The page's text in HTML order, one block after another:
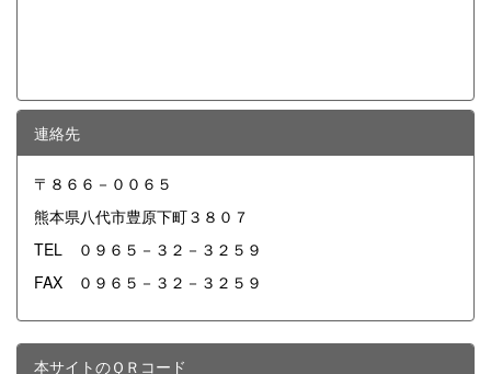
連絡先
〒８６６－００６５
熊本県八代市豊原下町３８０７
TEL ０９６５－３２－３２５９
FAX ０９６５－３２－３２５９
本サイトのＱＲコード